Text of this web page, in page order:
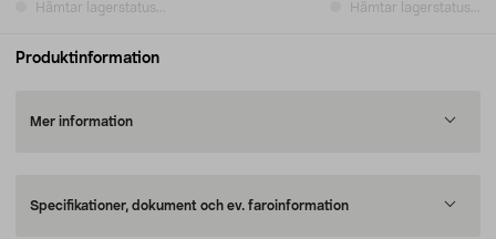
Hämtar lagerstatus... Hämtar lagerstatus...
Produktinformation
Mer information
Specifikationer, dokument och ev. faroinformation